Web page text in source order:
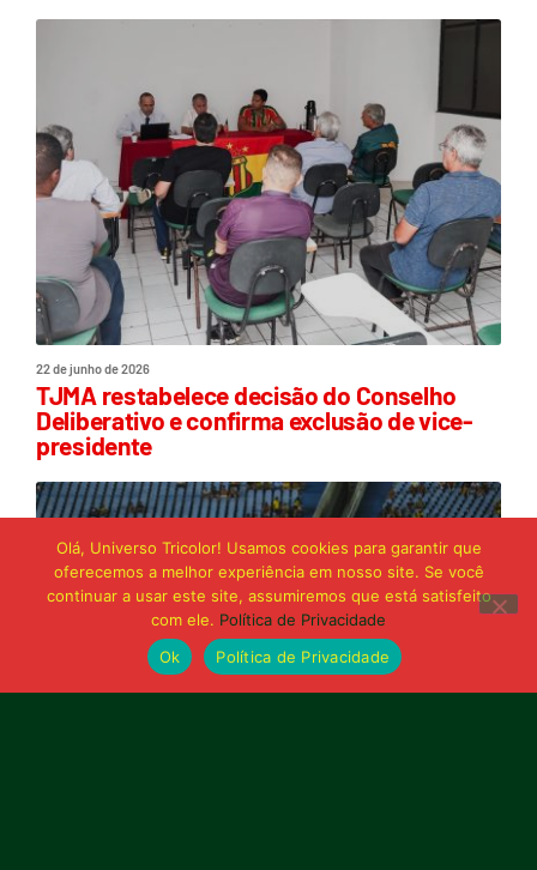
22 de junho de 2026
TJMA restabelece decisão do Conselho
Deliberativo e confirma exclusão de vice-
presidente
Olá, Universo Tricolor! Usamos cookies para garantir que
oferecemos a melhor experiência em nosso site. Se você
continuar a usar este site, assumiremos que está satisfeito
com ele. Política de Privacidade
Ok
Política de Privacidade